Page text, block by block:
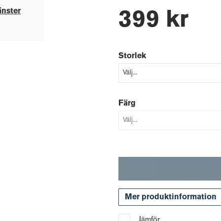
399 kr
Storlek
Färg
Mer produktinformation